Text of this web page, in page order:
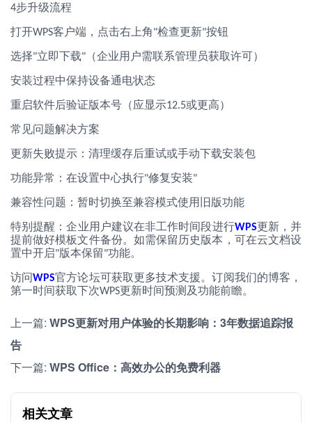
4步升级流程
打开WPS客户端，点击右上角"检查更新"按钮
选择"立即下载" （企业用户需联系管理员获取许可）
安装过程中保持设备通电状态
重启软件后验证版本号（应显示12.5或更高）
常见问题解决方案
更新失败提示：清理缓存后重试或手动下载安装包
功能异常：在设置中心执行"修复安装"
兼容性问题：暂时切换至兼容模式使用旧版功能
特别提醒：企业用户建议在非工作时间段进行WPS更新，并
提前做好模板文件备份。如需保留历史版本，可在云文档设
置中开启"版本保留"功能。
访问WPS官方论坛可获取更多技术支援。订阅我们的博客，
第一时间获取下次WPS更新时间预测及功能前瞻。
上一篇: WPS更新对用户体验的长期影响：3年数据追踪报
告
下一篇: WPS Office：高效办公的免费利器
相关文章